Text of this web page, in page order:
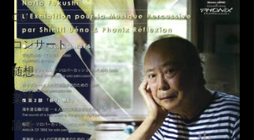
CD
コンサート
随想
楽譜
論考